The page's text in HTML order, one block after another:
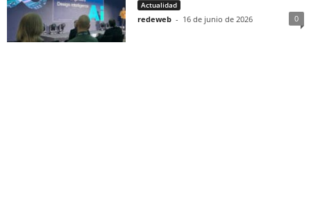
Actualidad
redeweb - 16 de junio de 2026 0